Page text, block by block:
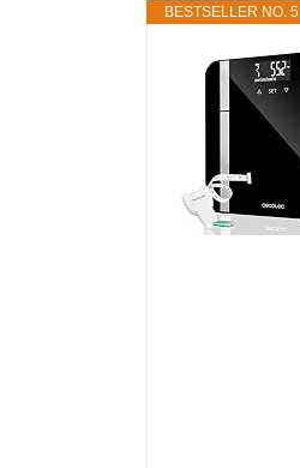
BESTSELLER NO. 5